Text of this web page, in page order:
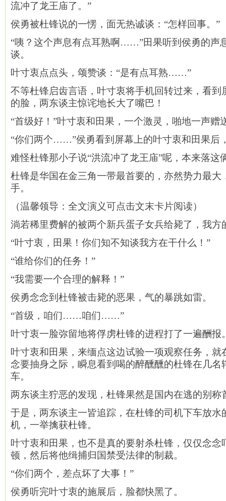
流冲了龙王庙了。”
侯勇被杜锋说的一愣，面无热诚谈：“怎样回事。”
“咦？这个声息有点耳熟啊……”田果听到侯勇的声
谈。
叶寸衷点点头，颂赞谈：“是有点耳熟……”
不等杜锋启齿言语，叶寸衷将手机回转过来，看到
的脸，两东谈主惊诧地长大了嘴巴！
“首级好！”叶寸衷和田果，一个激灵，啪地一声赠
“你们两个……”侯勇看到屏幕上的叶寸衷和田果后
难怪杜锋那小子说“洪流冲了龙王庙”呢，本来落这
杜锋是华国在金三角一带最首要的，亦然势力最大
手。
（温馨领导：全文演义可点击文末卡片阅读）
淌若稀里费解的被两个新兵蛋子女兵给毙了，我方
“叶寸衷，田果！你们知不知谈我方在干什么！”
“谁给你们的任务！”
“我需要一个合理的解释！”
侯勇念念到杜锋被击毙的恶果，气的暴跳如雷。
“首级，咱们……咱们……”
叶寸衷一脸弥留地将俘虏杜锋的进程打了一遍酬报
叶寸衷和田果，来缅点这边试验一项观察任务，
念要抽身之际，瞬息看到喝的醉醺醺的杜锋在几名
车。
两东谈主狞恶的发现，杜锋果然是国内在逃的别称
于是，两东谈主一皆追踪，在杜锋的司机下车放水
机，一举擒获杜锋。
叶寸衷和田果，也不是真的要射杀杜锋，仅仅念
顿，然后将他缉捕归国禁受法律的制裁。
“你们两个，差点坏了大事！”
侯勇听完叶寸衷的施展后，脸都快黑了。